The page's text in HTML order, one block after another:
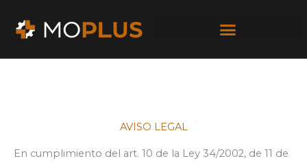
AVISO LEGAL
En cumplimiento del art. 10 de la Ley 34/2002, de 11 de